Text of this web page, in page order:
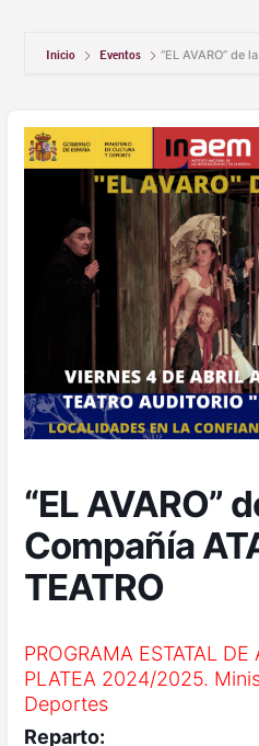
Inicio Eventos “EL AVARO” de
“EL AVARO”
Compañía
TEATRO
PROGRAMA ESTATAL
PLATEA 2024/2025.
Deportes
Reparto: